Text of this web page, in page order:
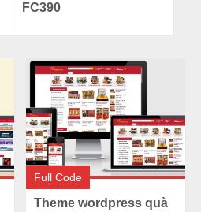
FC390
Full Code
Theme wordpress quà